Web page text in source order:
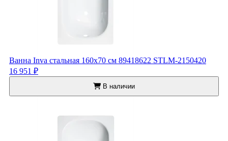
Ванна Inva стальная 160x70 см 89418622 STLM-2150420
16 951 ₽
В наличии